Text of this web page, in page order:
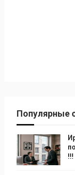
Популярные
!!!